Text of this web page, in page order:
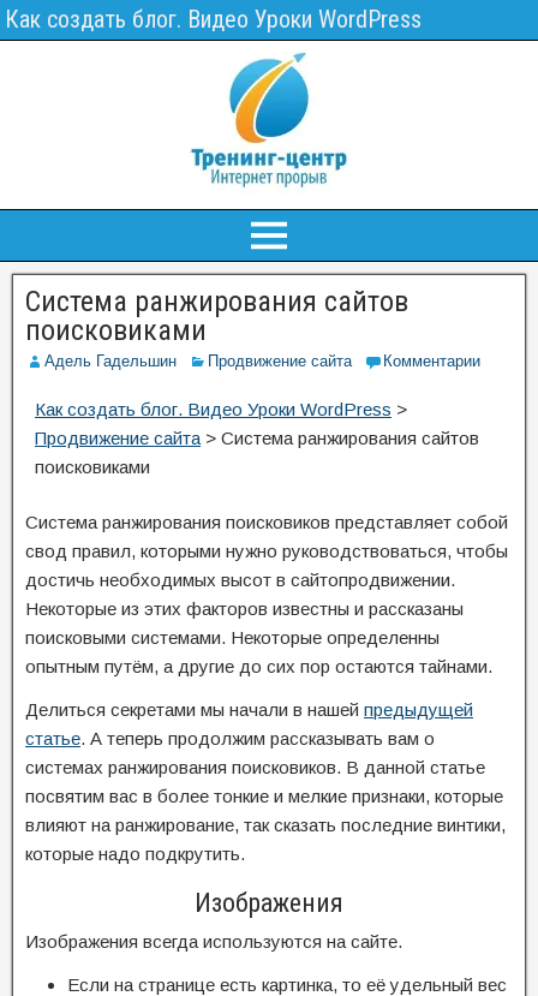
Как создать блог. Видео Уроки WordPress
Система ранжирования сайтов
поисковиками
Адель Гадельшин Продвижение сайта Комментарии
Как создать блог. Видео Уроки WordPress >
Продвижение сайта > Система ранжирования сайтов
поисковиками
Система ранжирования поисковиков представляет собой
свод правил, которыми нужно руководствоваться, чтобы
достичь необходимых высот в сайтопродвижении.
Некоторые из этих факторов известны и рассказаны
поисковыми системами. Некоторые определенны
опытным путём, а другие до сих пор остаются тайнами.
Делиться секретами мы начали в нашей предыдущей
статье. А теперь продолжим рассказывать вам о
системах ранжирования поисковиков. В данной статье
посвятим вас в более тонкие и мелкие признаки, которые
влияют на ранжирование, так сказать последние винтики,
которые надо подкрутить.
Изображения
Изображения всегда используются на сайте.
Если на странице есть картинка, то её удельный вес